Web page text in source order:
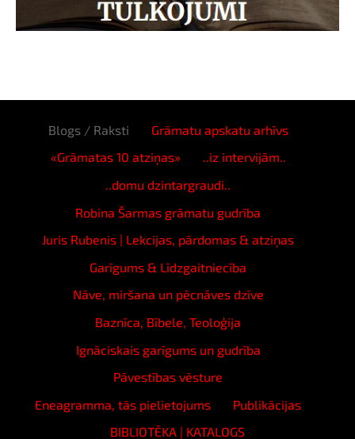
Blogs / Raksti
Grāmatu apskatu arhīvs
«Grāmatas 10 atziņas»
..iz intervijām..
..domu dzintargraudi..
Robina Šarmas grāmatu gudrība
Juris Rubenis | Lekcijas, pārdomas & atziņas
Garīgums & Līdzgaitniecība
Nāve, miršana un pēcnāves dzīve
Baznīca, Bībele, Teoloģija
Ignāciskais garīgums un gudrība
Pāvestības vēsture
Eneagramma, tās pielietojums
Publikācijas
BIBLIOTĒKA | KATALOGS